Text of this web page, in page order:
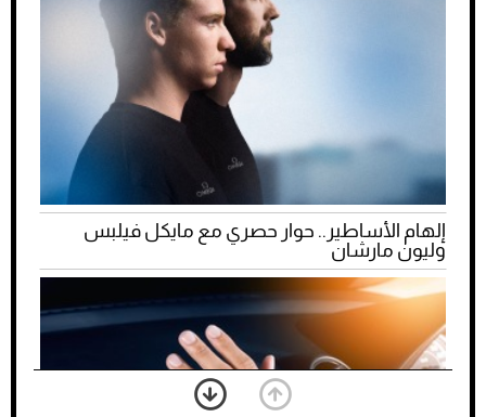
إلهام الأساطير.. حوار حصري مع مايكل فيلبس
وليون مارشان